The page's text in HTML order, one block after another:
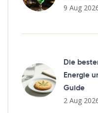
9 Aug
Die
Energie
Guide
2 Aug